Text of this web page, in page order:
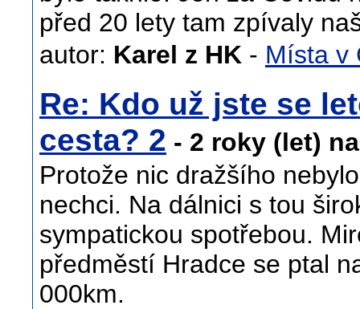
před 20 lety tam zpívaly
autor: Karel z HK - Místa v
Re: Kdo už jste se
cesta? 2 - 2 roky (let)
Protože nic dražšího
nechci. Na dálnici s tou
sympatickou spotřebou.
předměstí Hradce se ptal
000km.